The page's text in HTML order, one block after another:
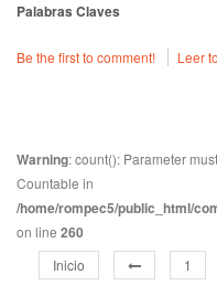
Palabras Claves
Be the first to comment! Leer
Warning: count(): Parameter
Countable in
/home/rompec5/public_html/
on line 260
Inicio 1